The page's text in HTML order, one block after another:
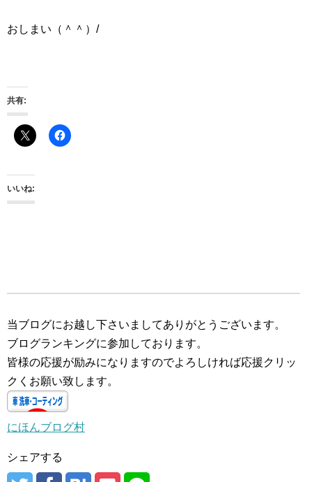
おしまい（＾＾）/
共有:
いいね:
当ブログにお越し下さいましてありがとうございます。
ブログランキングに参加しております。
皆様の応援が励みになりますのでよろしければ応援クリッ
クくお願い致します。
にほんブログ村
シェアする